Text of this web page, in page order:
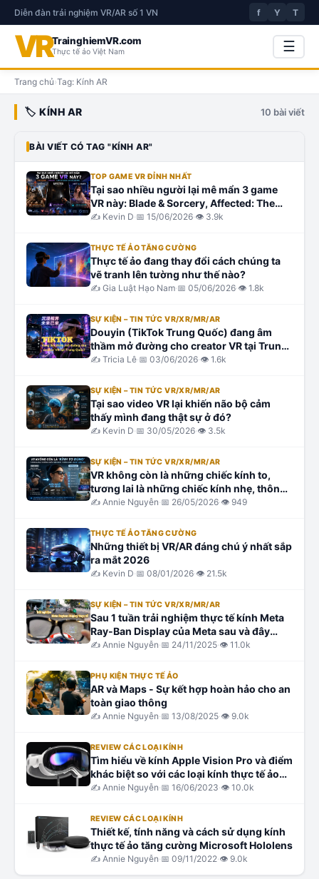
Diễn đàn trải nghiệm VR/AR số 1 VN f Y T
VRTrainghiemVR.com
Thực tế ảo Việt Nam ☰
Trang chủ›Tag: Kính AR
🏷️ KÍNH AR 10 bài viết
BÀI VIẾT CÓ TAG "KÍNH AR"
TOP GAME VR ĐỈNH NHẤT
Tại sao nhiều người lại mê mẩn 3 game
VR này: Blade & Sorcery, Affected: The
Manor và Virt-A-Mate?
✍️ Kevin D·📅 15/06/2026·👁 3.9k
THỰC TẾ ẢO TĂNG CƯỜNG
Thực tế ảo đang thay đổi cách chúng ta
vẽ tranh lên tường như thế nào?
✍️ Gia Luật Hạo Nam·📅 05/06/2026·👁 1.8k
SỰ KIỆN – TIN TỨC VR/XR/MR/AR
Douyin (TikTok Trung Quốc) đang âm
thầm mở đường cho creator VR tại Trung
Quốc?
✍️ Tricia Lê·📅 03/06/2026·👁 1.6k
SỰ KIỆN – TIN TỨC VR/XR/MR/AR
Tại sao video VR lại khiến não bộ cảm
thấy mình đang thật sự ở đó?
✍️ Kevin D·📅 30/05/2026·👁 3.5k
SỰ KIỆN – TIN TỨC VR/XR/MR/AR
VR không còn là những chiếc kính to,
tương lai là những chiếc kính nhẹ, thông
minh và đầy cảm xúc
✍️ Annie Nguyễn·📅 26/05/2026·👁 949
THỰC TẾ ẢO TĂNG CƯỜNG
Những thiết bị VR/AR đáng chú ý nhất sắp
ra mắt 2026
✍️ Kevin D·📅 08/01/2026·👁 21.5k
SỰ KIỆN – TIN TỨC VR/XR/MR/AR
Sau 1 tuần trải nghiệm thực tế kính Meta
Ray-Ban Display của Meta sau và đây
những phản hồi chân thực khách quan
✍️ Annie Nguyễn·📅 24/11/2025·👁 11.0k
PHỤ KIỆN THỰC TẾ ẢO
AR và Maps - Sự kết hợp hoàn hảo cho an
toàn giao thông
✍️ Annie Nguyễn·📅 13/08/2025·👁 9.0k
REVIEW CÁC LOẠI KÍNH
Tìm hiểu về kính Apple Vision Pro và điểm
khác biệt so với các loại kính thực tế ảo
khác là gì?
✍️ Annie Nguyễn·📅 16/06/2023·👁 10.0k
REVIEW CÁC LOẠI KÍNH
Thiết kế, tính năng và cách sử dụng kính
thực tế ảo tăng cường Microsoft Hololens
✍️ Annie Nguyễn·📅 09/11/2022·👁 9.0k